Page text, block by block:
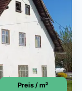
Preis / m²